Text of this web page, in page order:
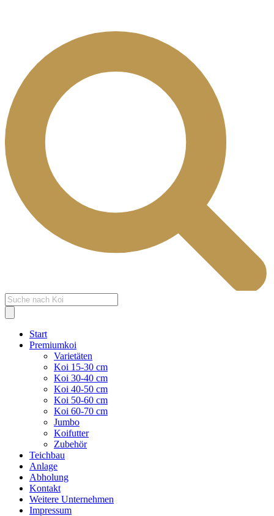
Products
search
Start
Premiumkoi
Varietäten
Koi 15-30 cm
Koi 30-40 cm
Koi 40-50 cm
Koi 50-60 cm
Koi 60-70 cm
Jumbo
Koifutter
Zubehör
Teichbau
Anlage
Abholung
Kontakt
Weitere Unternehmen
Impressum